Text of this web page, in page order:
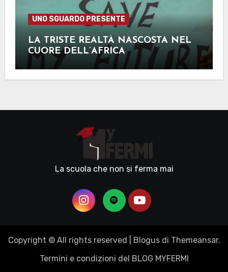
UNO SGUARDO PRESENTE
LA TRISTE REALTÀ NASCOSTA NEL
CUORE DELL’AFRICA
La scuola che non si ferma mai
Copyright © All rights reserved Blogusdi Themeansar.
Termini e condizioni del BLOG MYFERMI